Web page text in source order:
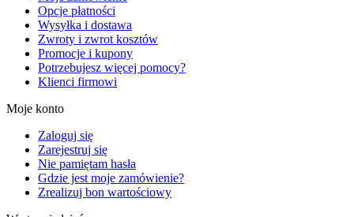
Opcje płatności
Wysyłka i dostawa
Zwroty i zwrot kosztów
Promocje i kupony
Potrzebujesz więcej pomocy?
Klienci firmowi
Moje konto
Zaloguj się
Zarejestruj się
Nie pamiętam hasła
Gdzie jest moje zamówienie?
Zrealizuj bon wartościowy